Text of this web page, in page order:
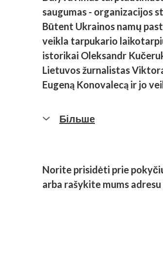
saugumas - organizacijos
Būtent Ukrainos namų
veikla tarpukario
istorikai Oleksandr
Lietuvos žurnalistas
Eugeną Konovalecą ir jo
Більше
nuomonių atnaujinimo
Norite prisidėti prie
arba rašykite mums adresu